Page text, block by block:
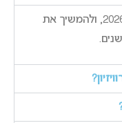
כן. שוודיה צפויה להשתתף באירוויזיון 2026, ולהמשיך את